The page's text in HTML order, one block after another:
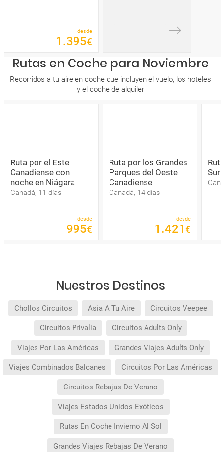
desde
1 .395€
Rutas en Coche para Noviembre
Recorridos a tu aire en coche que incluyen el vuelo, los hoteles
y el coche de alquiler
Ruta por el Este
Canadiense con
noche en Niágara
Canadá, 11 días
desde
995€
Ruta por los Grandes
Parques del Oeste
Canadiense
Canadá, 14 días
desde
1 .421 €
Nuestros Destinos
Chollos Circuitos Asia A Tu Aire Circuitos Veepee
Circuitos Privalia Circuitos Adults Only
Viajes Por Las Américas Grandes Viajes Adults Only
Viajes Combinados Balcanes Circuitos Por Las Américas
Circuitos Rebajas De Verano
Viajes Estados Unidos Exóticos
Rutas En Coche Invierno Al Sol
Grandes Viajes Rebajas De Verano